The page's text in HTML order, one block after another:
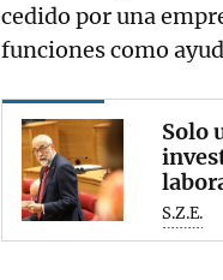
cedido por una
funciones como
Solo
S.Z.E.